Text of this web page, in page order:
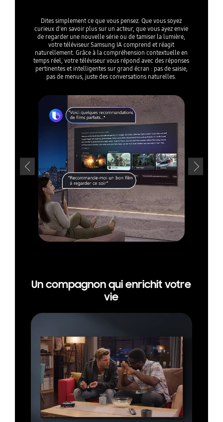
Dites simplement ce que vous pensez. Que vous soyez
curieux d'en savoir plus sur un acteur, que vous ayez envie
de regarder une nouvelle série ou de tamiser la lumière,
votre téléviseur Samsung IA comprend et réagit
naturellement. Grâce à la compréhension contextuelle en
temps réel, votre téléviseur vous répond avec des réponses
pertinentes et intelligentes sur grand écran : pas de saisie,
pas de menus, juste des conversations naturelles.
Un compagnon qui enrichit votre
vie